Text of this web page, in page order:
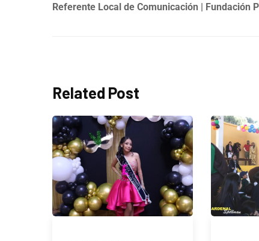
Referente Local de Comunicación | Fundación
Related Post